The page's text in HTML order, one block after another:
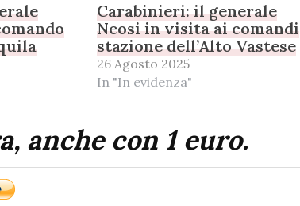
Carabinieri: il generale
Neosi in visita ai comandi
stazione dell’Alto Vastese
26 Agosto 2025
In "In evidenza"
anche con 1 euro.